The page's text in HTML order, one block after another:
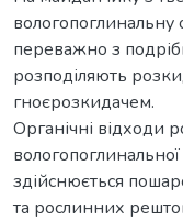
вологопоглинальну
переважно з
розподіляють
гноєрозкидачем.
Органічні відходи
здійснюється
та рослинних